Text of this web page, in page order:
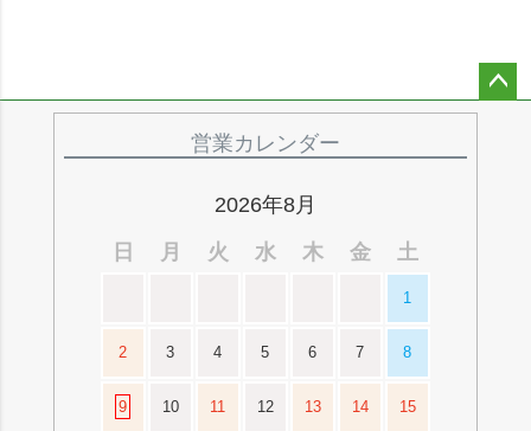
営業カレンダー
2026年8月
日
月 火 水 木 金 土
1
2 3 4 5 6 7 8
9 10 11 12 13 14 15